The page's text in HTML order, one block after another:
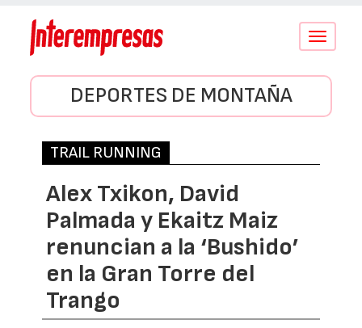
Conmutar
DEPORTES DE MONTAÑA
TRAIL RUNNING
Alex Txikon, David
Palmada y Ekaitz Maiz
renuncian a la ‘Bushido’
en la Gran Torre del
Trango